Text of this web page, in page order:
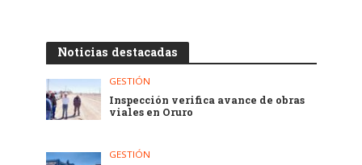
Noticias destacadas
GESTIÓN
Inspección verifica avance de obras
viales en Oruro
GESTIÓN